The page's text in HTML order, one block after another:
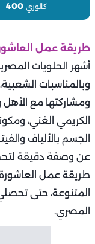
كالوري 400
طريقة عمل
أشهر الحلويات
وبالمناسبات
ومشاركتها مع الأهل
الكريمي الغني،
الجسم بالألياف
عن وصفة دقيقة
طريقة عمل
المتنوعة، حتى
المصري.